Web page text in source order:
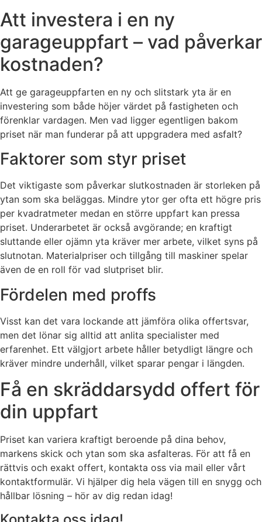
Att investera i en ny
garageuppfart – vad påverkar
kostnaden?
Att ge garageuppfarten en ny och slitstark yta är en
investering som både höjer värdet på fastigheten och
förenklar vardagen. Men vad ligger egentligen bakom
priset när man funderar på att uppgradera med asfalt?
Faktorer som styr priset
Det viktigaste som påverkar slutkostnaden är storleken på
ytan som ska beläggas. Mindre ytor ger ofta ett högre pris
per kvadratmeter medan en större uppfart kan pressa
priset. Underarbetet är också avgörande; en kraftigt
sluttande eller ojämn yta kräver mer arbete, vilket syns på
slutnotan. Materialpriser och tillgång till maskiner spelar
även de en roll för vad slutpriset blir.
Fördelen med proffs
Visst kan det vara lockande att jämföra olika offertsvar,
men det lönar sig alltid att anlita specialister med
erfarenhet. Ett välgjort arbete håller betydligt längre och
kräver mindre underhåll, vilket sparar pengar i längden.
Få en skräddarsydd offert för
din uppfart
Priset kan variera kraftigt beroende på dina behov,
markens skick och ytan som ska asfalteras. För att få en
rättvis och exakt offert, kontakta oss via mail eller vårt
kontaktformulär. Vi hjälper dig hela vägen till en snygg och
hållbar lösning – hör av dig redan idag!